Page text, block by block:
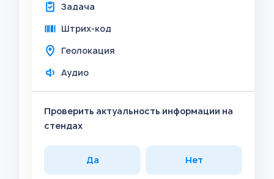
Задача
Штрих-код
Геолокация
Аудио
Проверить актуальность информации на
стендах
Да Нет